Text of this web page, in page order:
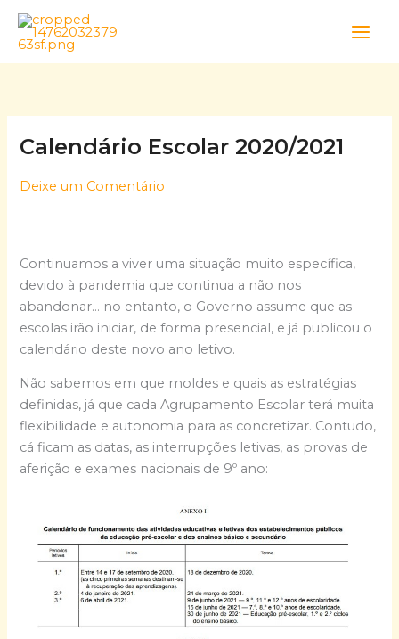
Skip
content
Calendário Escolar 2020/2021
Deixe um Comentário
Continuamos a viver uma situação muito específica,
devido à pandemia que continua a não nos
abandonar… no entanto, o Governo assume que as
escolas irão iniciar, de forma presencial, e já publicou o
calendário deste novo ano letivo.
Não sabemos em que moldes e quais as estratégias
definidas, já que cada Agrupamento Escolar terá muita
flexibilidade e autonomia para as concretizar. Contudo,
cá ficam as datas, as interrupções letivas, as provas de
aferição e exames nacionais de 9º ano: